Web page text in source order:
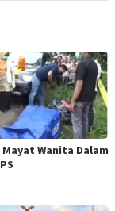
Mayat Wanita Dalam